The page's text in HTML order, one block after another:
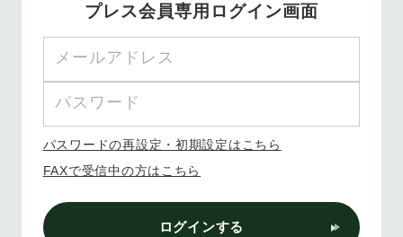
プレス会員専用ログイン画面
パスワードの再設定・初期設定はこちら
FAXで受信中の方はこちら
ログインする